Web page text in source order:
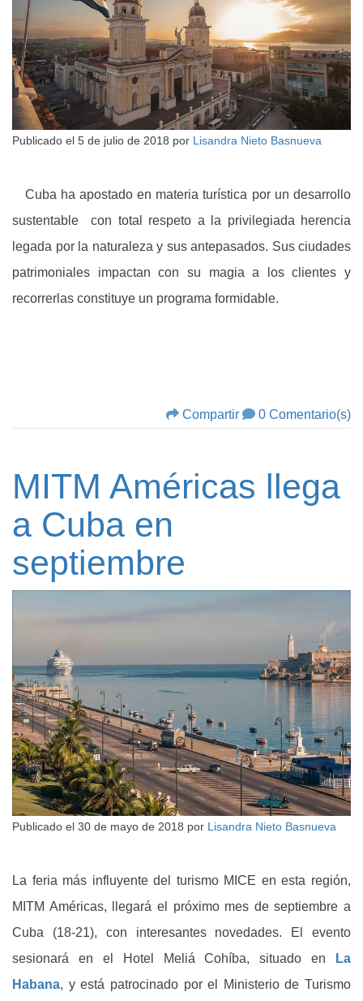
Publicado el 5 de julio de 2018 por Lisandra Nieto Basnueva
Cuba ha apostado en materia turística por un desarrollo
sustentable con total respeto a la privilegiada herencia
legada por la naturaleza y sus antepasados. Sus ciudades
patrimoniales impactan con su magia a los clientes y
recorrerlas constituye un programa formidable.
Compartir 0 Comentario(s)
MITM Américas llega
a Cuba en
septiembre
Publicado el 30 de mayo de 2018 por Lisandra Nieto Basnueva
La feria más influyente del turismo MICE en esta región,
MITM Américas, llegará el próximo mes de septiembre a
Cuba (18-21), con interesantes novedades. El evento
sesionará en el Hotel Meliá Cohíba, situado en
La
Habana, y está patrocinado por el Ministerio de Turismo